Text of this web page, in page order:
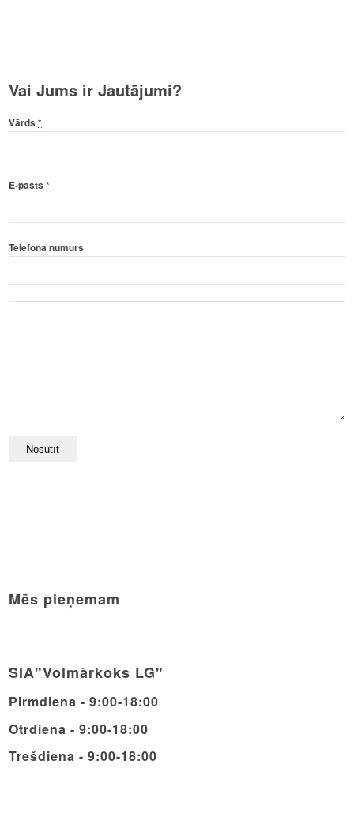
Vai Jums ir Jautājumi?
Vārds*
E-pasts*
Telefona numurs
Mēs pieņemam
SIA"Volmārkoks LG"
Pirmdiena - 9:00-18:00
Otrdiena - 9:00-18:00
Trešdiena - 9:00-18:00